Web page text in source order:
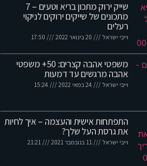
שייק ירוק מתכון בריא וטעים – 7
מתכונים של שייקים ירוקים לניקוי
רעלים
וייבי ישראל
משפטי אהבה קצרים: 50+ משפטי
אהבה מרגשים עד דמעות
וייבי ישראל
התפתחות אישית והעצמה – איך לחיות
את גרסת העל שלך?
וייבי ישראל 11 בנובמבר 2021 21:21